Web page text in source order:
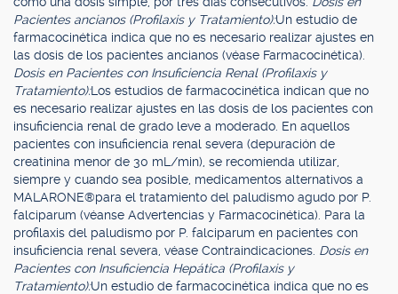
Pacientes ancianos (Profilaxis y Tratamiento):Un estudio de
farmacocinética indica que no es necesario realizar ajustes en
las dosis de los pacientes ancianos (véase Farmacocinética).
Dosis en Pacientes con Insuficiencia Renal (Profilaxis y
Tratamiento):Los estudios de farmacocinética indican que no
es necesario realizar ajustes en las dosis de los pacientes con
insuficiencia renal de grado leve a moderado. En aquellos
pacientes con insuficiencia renal severa (depuración de
creatinina menor de 30 mL/min), se recomienda utilizar,
siempre y cuando sea posible, medicamentos alternativos a
MALARONE®para el tratamiento del paludismo agudo por P.
falciparum (véanse Advertencias y Farmacocinética). Para la
profilaxis del paludismo por P. falciparum en pacientes con
insuficiencia renal severa, véase Contraindicaciones. Dosis en
Pacientes con Insuficiencia Hepática (Profilaxis y
Tratamiento):Un estudio de farmacocinética indica que no es